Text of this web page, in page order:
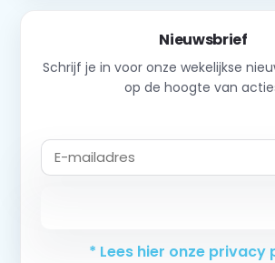
Nieuwsbrief
Schrijf je in voor onze wekelijkse
op de hoogte van
* Lees hier onze privacy